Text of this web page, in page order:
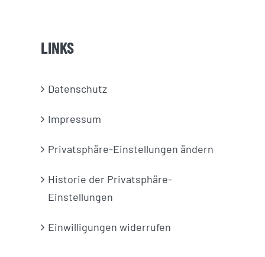
LINKS
Datenschutz
Impressum
Privatsphäre-Einstellungen ändern
Historie der Privatsphäre-
Einstellungen
Einwilligungen widerrufen